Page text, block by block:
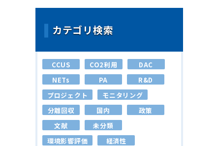
カテゴリ検索
CCUS CO2利用
DAC
NETs
PA
R&D
プロジェクト
モニタリング
分離回収
国内
政策
文献
未分類
環境影響評価
経済性